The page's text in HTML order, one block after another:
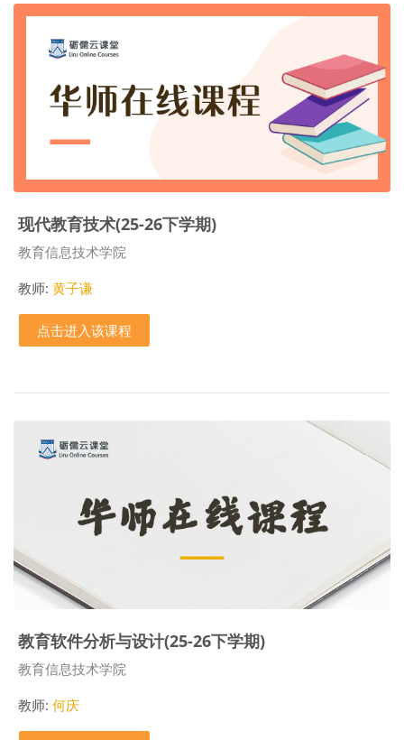
现代教育技术(25-26下学期)
课程类别
教育信息技术学院
教师: 黄子谦
点击进入该课程
教育软件分析与设计(25-26下学期)
课程类别
教育信息技术学院
教师: 何庆